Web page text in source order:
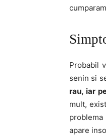
Probabil
senin si
rau, iar
mult,
apare